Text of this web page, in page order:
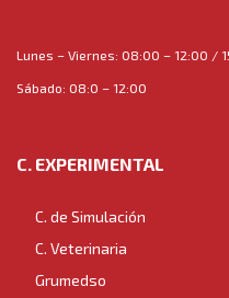
Lunes – Viernes: 08:00 – 12:00 /
Sábado: 08:0 – 12:00
C. EXPERIMENTAL
C. de Simulación
C. Veterinaria
Grumedso